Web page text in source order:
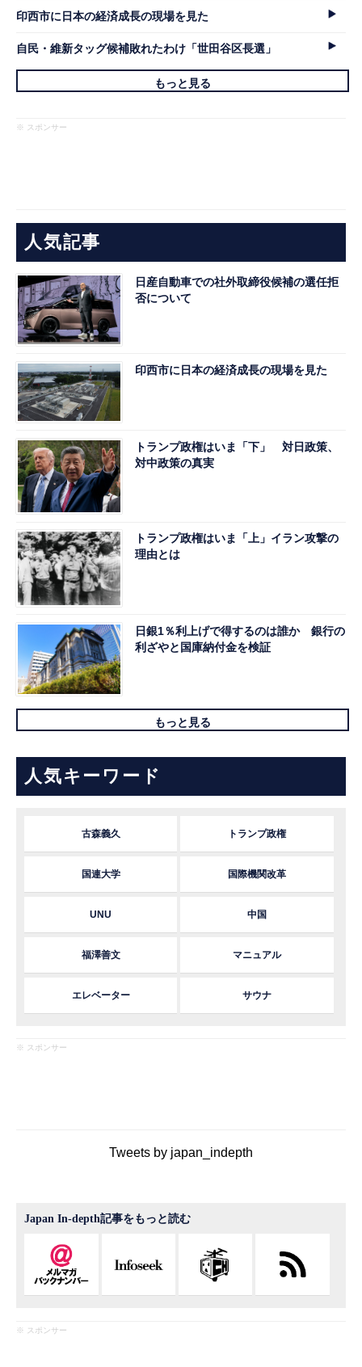
印西市に日本の経済成長の現場を見た
自民・維新タッグ候補敗れたわけ「世田谷区長選」
もっと見る
※ スポンサー
人気記事
日産自動車での社外取締役候補の選任拒
否について
印西市に日本の経済成長の現場を見た
トランプ政権はいま「下」 対日政策、
対中政策の真実
トランプ政権はいま「上」イラン攻撃の
理由とは
日銀1％利上げで得するのは誰か 銀行の
利ざやと国庫納付金を検証
もっと見る
人気キーワード
古森義久 トランプ政権
国連大学 国際機関改革
UNU 中国
福澤善文 マニュアル
エレベーター サウナ
※ スポンサー
Tweets by japan_indepth
Japan In-depth記事をもっと読む
※ スポンサー